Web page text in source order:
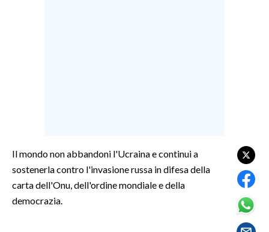
GOSSIP
Il mondo non abbandoni l'Ucraina e continui a
sostenerla contro l'invasione russa in difesa della
carta dell'Onu, dell'ordine mondiale e della
democrazia.